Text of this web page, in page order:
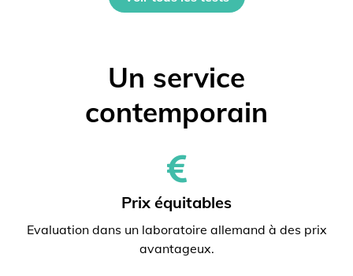
Un service
contemporain
Prix ​​équitables
Evaluation dans un laboratoire allemand à des prix
avantageux.